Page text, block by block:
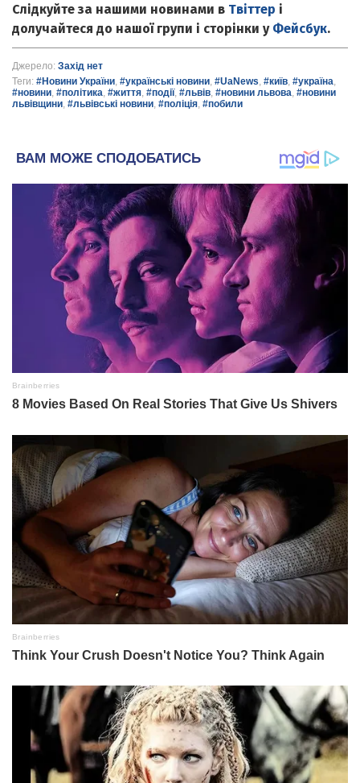
Слідкуйте за нашими новинами в Твіттер і
долучайтеся до нашої групи і сторінки у Фейсбук.
Джерело: Захід нет
Теги: #Новини України, #українські новини, #UaNews, #київ, #україна,
#новини, #політика, #життя, #події, #львів, #новини львова, #новини
львівщини, #львівські новини, #поліція, #побили